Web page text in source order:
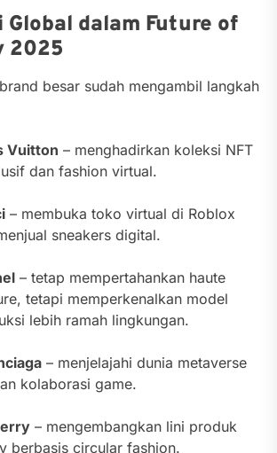
Global dalam Future of
2025
besar sudah mengambil langkah
Vuitton – menghadirkan koleksi NFT
dan fashion virtual.
– membuka toko virtual di Roblox
sneakers digital.
– tetap mempertahankan haute
tetapi memperkenalkan model
lebih ramah lingkungan.
– menjelajahi dunia metaverse
kolaborasi game.
– mengembangkan lini produk
berbasis circular fashion.